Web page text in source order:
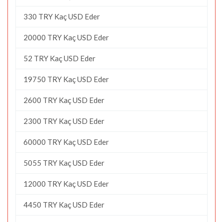
330 TRY Kaç USD Eder
20000 TRY Kaç USD Eder
52 TRY Kaç USD Eder
19750 TRY Kaç USD Eder
2600 TRY Kaç USD Eder
2300 TRY Kaç USD Eder
60000 TRY Kaç USD Eder
5055 TRY Kaç USD Eder
12000 TRY Kaç USD Eder
4450 TRY Kaç USD Eder